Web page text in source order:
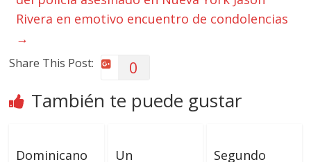
Rivera en emotivo encuentro de condolencias
→
Share This Post: 0
También te puede gustar
Dominicano
Un
Segundo